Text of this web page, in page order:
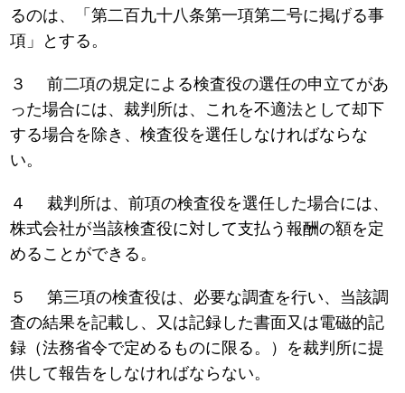
るのは、「第二百九十八条第一項第二号に掲げる事
項」とする。
３ 前二項の規定による検査役の選任の申立てがあ
った場合には、裁判所は、これを不適法として却下
する場合を除き、検査役を選任しなければならな
い。
４ 裁判所は、前項の検査役を選任した場合には、
株式会社が当該検査役に対して支払う報酬の額を定
めることができる。
５ 第三項の検査役は、必要な調査を行い、当該調
査の結果を記載し、又は記録した書面又は電磁的記
録（法務省令で定めるものに限る。）を裁判所に提
供して報告をしなければならない。